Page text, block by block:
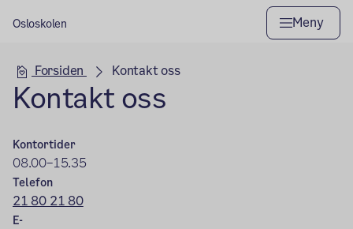
Osloskolen Meny
Hovedseksjon
Forsiden Kontakt oss
Kontakt oss
Kontortider
08.00–15.35
Telefon
21 80 21 80
E-